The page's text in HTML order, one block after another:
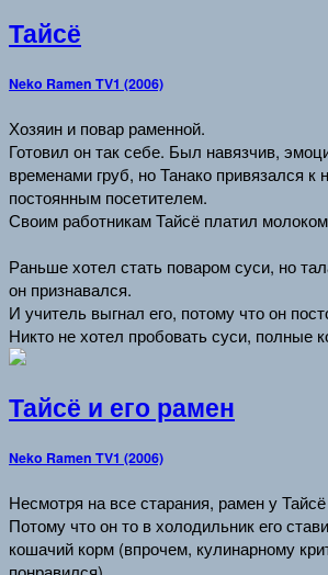
Тайсё
Neko Ramen TV1 (2006)
Хозяин и повар раменной.
Готовил он так себе. Был навязчив,
временами груб, но Танако привязался к
постоянным посетителем.
Своим работникам Тайсё платил
Раньше хотел стать поваром суси, но
он признавался.
И учитель выгнал его, потому что он
Никто не хотел пробовать суси, полные
Тайсё и его рамен
Neko Ramen TV1 (2006)
Несмотря на все старания, рамен у
Потому что он то в холодильник его
кошачий корм (впрочем, кулинарному